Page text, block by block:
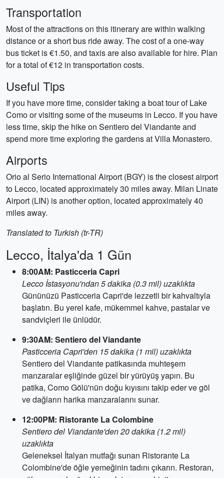
Transportation
Most of the attractions on this itinerary are within walking
distance or a short bus ride away. The cost of a one-way
bus ticket is €1.50, and taxis are also available for hire. Plan
for a total of €12 in transportation costs.
Useful Tips
If you have more time, consider taking a boat tour of Lake
Como or visiting some of the museums in Lecco. If you have
less time, skip the hike on Sentiero del Viandante and
spend more time exploring the gardens at Villa Monastero.
Airports
Orio al Serio International Airport (BGY) is the closest airport
to Lecco, located approximately 30 miles away. Milan Linate
Airport (LIN) is another option, located approximately 40
miles away.
Translated to Turkish (tr-TR)
Lecco, İtalya'da 1 Gün
8:00AM: Pasticceria Capri
Lecco İstasyonu'ndan 5 dakika (0.3 mil) uzaklıkta
Gününüzü Pasticceria Capri'de lezzetli bir kahvaltıyla
başlatın. Bu yerel kafe, mükemmel kahve, pastalar ve
sandviçleri ile ünlüdür.
9:30AM: Sentiero del Viandante
Pasticceria Capri'den 15 dakika (1 mil) uzaklıkta
Sentiero del Viandante patikasında muhteşem
manzaralar eşliğinde güzel bir yürüyüş yapın. Bu
patika, Como Gölü'nün doğu kıyısını takip eder ve göl
ve dağların harika manzaralarını sunar.
12:00PM: Ristorante La Colombine
Sentiero del Viandante'den 20 dakika (1.2 mil)
uzaklıkta
Geleneksel İtalyan mutfağı sunan Ristorante La
Colombine'de öğle yemeğinin tadını çıkarın. Restoran,